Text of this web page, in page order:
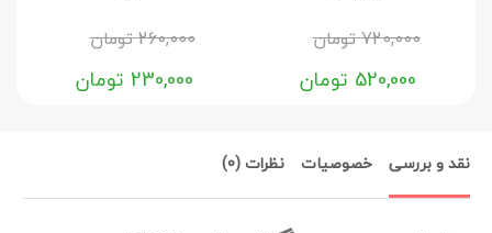
720,000تومان
520,000 تومان
260,000تومان
230,000 تومان
نقد و بررسی خصوصیات نظرات (0)